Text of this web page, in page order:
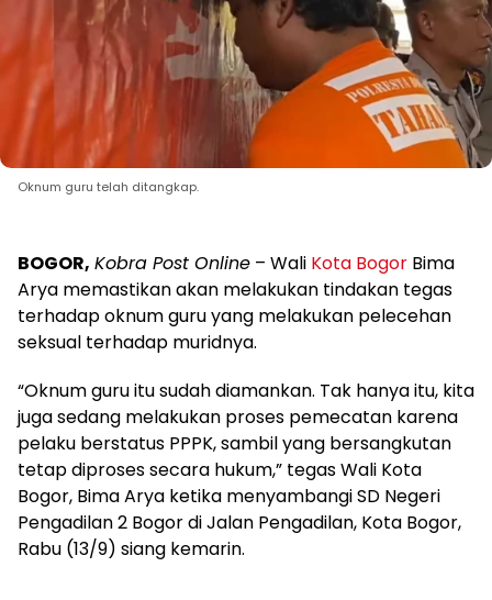
Oknum guru telah ditangkap.
BOGOR, Kobra Post Online – Wali Kota Bogor Bima
Arya memastikan akan melakukan tindakan tegas
terhadap oknum guru yang melakukan pelecehan
seksual terhadap muridnya.
“Oknum guru itu sudah diamankan. Tak hanya itu, kita
juga sedang melakukan proses pemecatan karena
pelaku berstatus PPPK, sambil yang bersangkutan
tetap diproses secara hukum,” tegas Wali Kota
Bogor, Bima Arya ketika menyambangi SD Negeri
Pengadilan 2 Bogor di Jalan Pengadilan, Kota Bogor,
Rabu (13/9) siang kemarin.